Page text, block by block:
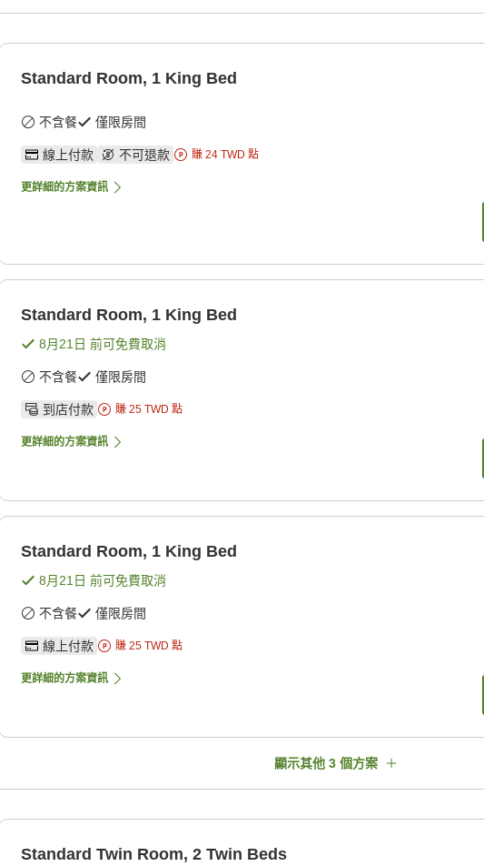
Standard Room, 1 King Bed
不含餐 僅限房間
線上付款 不可退款 賺 24 TWD 點
更詳細的方案資訊
Standard Room, 1 King Bed
8月21日 前可免費取消
不含餐 僅限房間
到店付款 賺 25 TWD 點
更詳細的方案資訊
Standard Room, 1 King Bed
8月21日 前可免費取消
不含餐 僅限房間
線上付款 賺 25 TWD 點
更詳細的方案資訊
顯示其他 3 個方案
Standard Twin Room, 2 Twin Beds